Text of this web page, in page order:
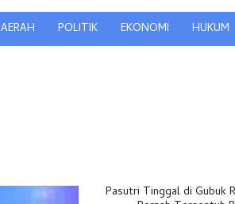
POLITIK EKONOMI HUKUM
Pasutri Tinggal di Gubuk